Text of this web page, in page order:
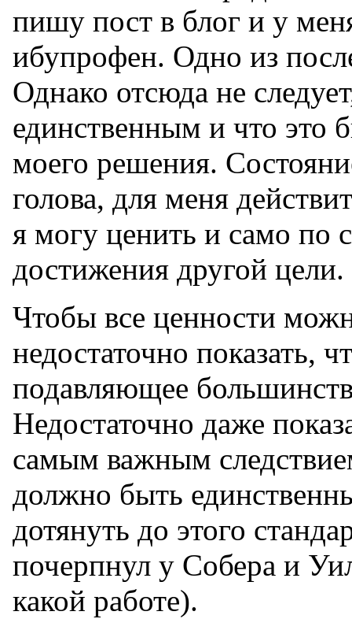
пишу пост в блог и у
ибупрофен. Одно из
Однако отсюда не
единственным и что это
моего решения.
голова, для меня
я могу ценить и само по
достижения другой цели.
Чтобы все ценности
недостаточно показать,
подавляющее
Недостаточно даже
самым важным
должно быть
дотянуть до этого
почерпнул у Собера и
какой работе).